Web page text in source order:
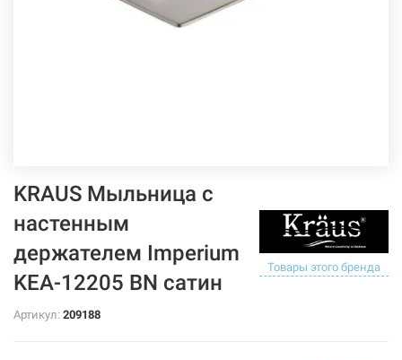
KRAUS Мыльница с
настенным
держателем Imperium
KEA-12205 BN сатин
Товары этого бренда
Артикул: 209188